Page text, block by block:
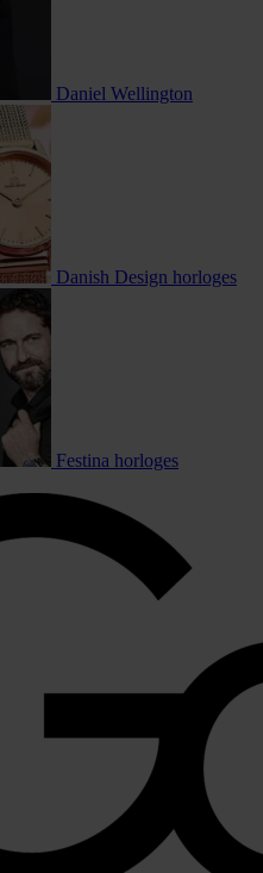
Daniel Wellington
Danish Design horloges
Festina horloges